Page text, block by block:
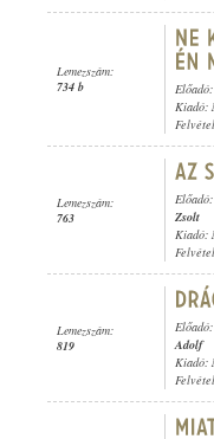
Lemezszám:
734 b
Előadó:
Kiadó:
Lemezszám:
763
Előadó:
Zsolt
Kiadó:
Lemezszám:
819
Előadó:
Adolf
Kiadó: